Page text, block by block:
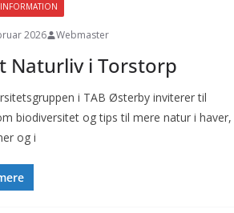
2026 Webmaster
Naturliv i Torstorp
i TAB Østerby inviterer til
biodiversitet og tips til mere natur i haver,
og i